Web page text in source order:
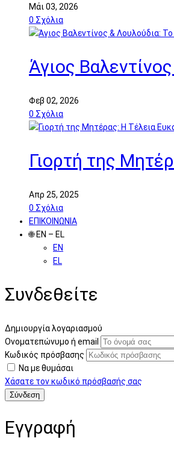
Μάι 03, 2026
0 Σχόλια
Άγιος
Φεβ 02, 2026
0 Σχόλια
Γιορτή της
Απρ 25, 2025
0 Σχόλια
ΕΠΙΚΟΙΝΩΝΙΑ
🌐 EN – EL
EN
EL
Συνδεθείτε
Δημιουργία λογαριασμού
Ονοματεπώνυμο ή email
Κωδικός πρόσβασης
Να με θυμάσαι
Χάσατε τον κωδικό πρόσβασής σας
Εγγραφή